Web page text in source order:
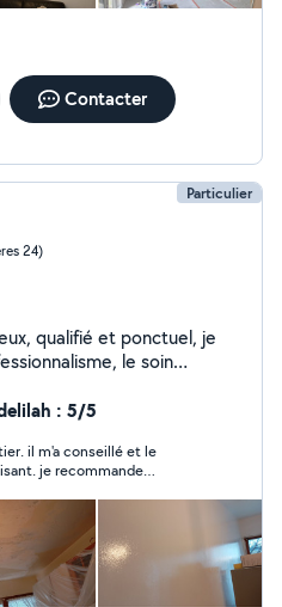
Contacter
Particulier
24)
qualifié et ponctuel, je
le soin
les délais.
: 5/5
il m'a conseillé et le
je recommande